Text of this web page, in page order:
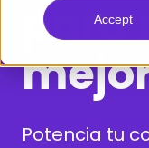
Accept
Potencia tu